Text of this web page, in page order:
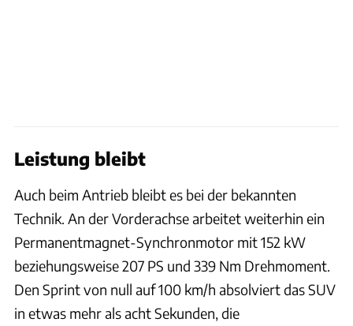
Leistung bleibt
Auch beim Antrieb bleibt es bei der bekannten
Technik. An der Vorderachse arbeitet weiterhin ein
Permanentmagnet-Synchronmotor mit 152 kW
beziehungsweise 207 PS und 339 Nm Drehmoment.
Den Sprint von null auf 100 km/h absolviert das SUV
in etwas mehr als acht Sekunden, die